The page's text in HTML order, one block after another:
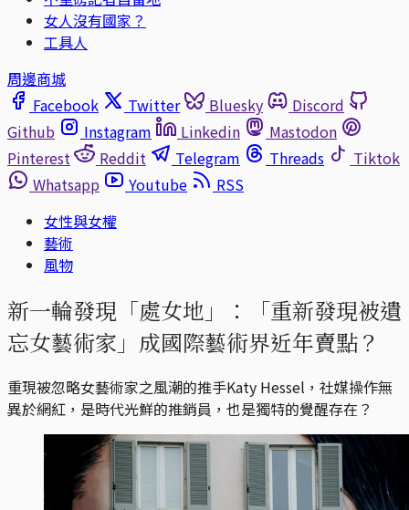
女人沒有國家？
工具人
周邊商城
Facebook
Twitter Bluesky
Discord
Github
Instagram Linkedin
Mastodon
Pinterest
Reddit Telegram Threads
Tiktok
Whatsapp
Youtube
RSS
女性與女權
藝術
風物
新一輪發現「處女地」：「重新發現被遺
忘女藝術家」成國際藝術界近年賣點？
重現被忽略女藝術家之風潮的推手Katy Hessel，社媒操作無
異於網紅，是時代光鮮的推銷員，也是獨特的覺醒存在？